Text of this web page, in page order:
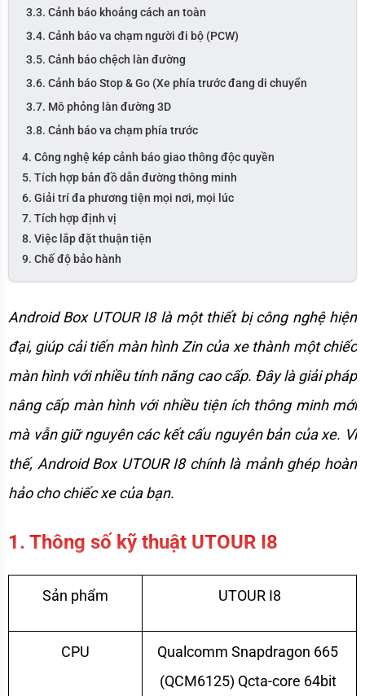
3.3. Cảnh báo khoảng cách an toàn
3.4. Cảnh báo va chạm người đi bộ (PCW)
3.5. Cảnh báo chệch làn đường
3.6. Cảnh báo Stop & Go (Xe phía trước đang di chuyển
3.7. Mô phỏng làn đường 3D
3.8. Cảnh báo va chạm phía trước
4. Công nghệ kép cảnh báo giao thông độc quyền
5. Tích hợp bản đồ dẫn đường thông minh
6. Giải trí đa phương tiện mọi nơi, mọi lúc
7. Tích hợp định vị
8. Việc lắp đặt thuận tiện
9. Chế độ bảo hành
Android Box UTOUR I8 là một thiết bị công nghệ hiện
đại, giúp cải tiến màn hình Zin của xe thành một chiếc
màn hình với nhiều tính năng cao cấp. Đây là giải pháp
nâng cấp màn hình với nhiều tiện ích thông minh mới
mà vẫn giữ nguyên các kết cấu nguyên bản của xe. Vì
thế, Android Box UTOUR I8 chính là mảnh ghép hoàn
hảo cho chiếc xe của bạn.
1. Thông số kỹ thuật UTOUR I8
Sản phẩm UTOUR I8
CPU
Qualcomm Snapdragon 665
(QCM6125) Qcta-core 64bit